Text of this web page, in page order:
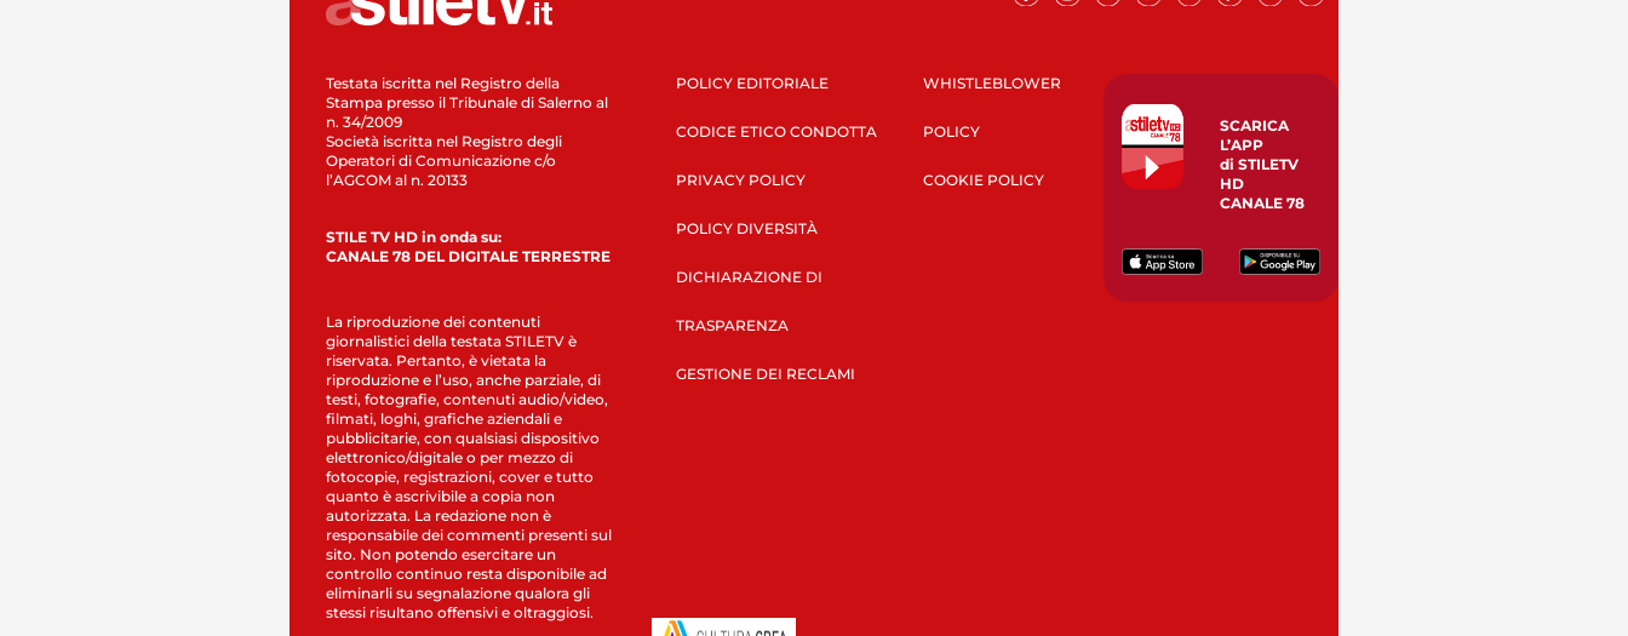
Testata iscritta nel Registro della
Stampa presso il Tribunale di Salerno al
n. 34/2009
Società iscritta nel Registro degli
Operatori di Comunicazione c/o
l’AGCOM al n. 20133
STILE TV HD in onda su:
CANALE 78 DEL DIGITALE TERRESTRE
La riproduzione dei contenuti
giornalistici della testata STILETV è
riservata. Pertanto, è vietata la
riproduzione e l’uso, anche parziale, di
testi, fotografie, contenuti audio/video,
filmati, loghi, grafiche aziendali e
pubblicitarie, con qualsiasi dispositivo
elettronico/digitale o per mezzo di
fotocopie, registrazioni, cover e tutto
quanto è ascrivibile a copia non
autorizzata. La redazione non è
responsabile dei commenti presenti sul
sito. Non potendo esercitare un
controllo continuo resta disponibile ad
eliminarli su segnalazione qualora gli
stessi risultano offensivi e oltraggiosi.
POLICY EDITORIALE
CODICE ETICO CONDOTTA
PRIVACY POLICY
POLICY DIVERSITÀ
DICHIARAZIONE DI
TRASPARENZA
GESTIONE DEI RECLAMI
WHISTLEBLOWER
POLICY
COOKIE POLICY
SCARICA
L’APP
di STILETV
HD
CANALE 78